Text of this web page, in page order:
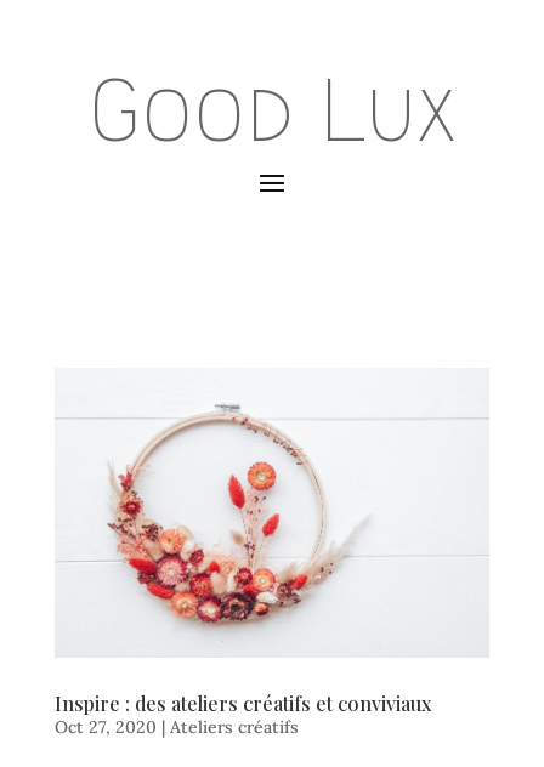
Good Lux
Inspire : des ateliers créatifs et conviviaux
Oct 27, 2020 | Ateliers créatifs